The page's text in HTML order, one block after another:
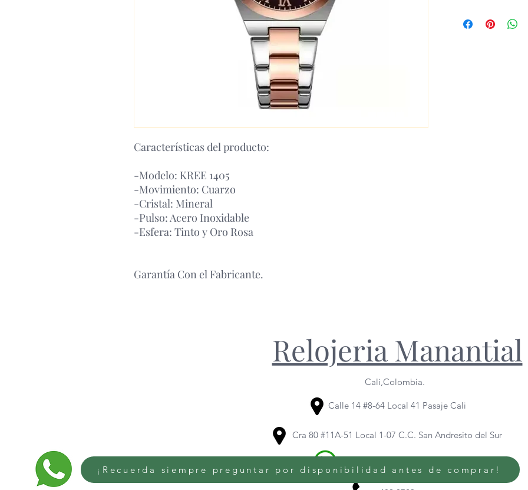
Características del producto:
-Modelo: KREE 1405
-Movimiento: Cuarzo
-Cristal: Mineral
-Pulso: Acero Inoxidable
-Esfera: Tinto y Oro Rosa
Garantía Con el Fabricante.
¡Recuerda siempre preguntar por disponibilidad antes de comprar!
Relojeria Manantial
Cali,Colombia.
Calle 14 #8-64 Local 41 Pasaje Cali
Cra 80 #11A-51 Local 1-07 C.C. San Andresito del Sur